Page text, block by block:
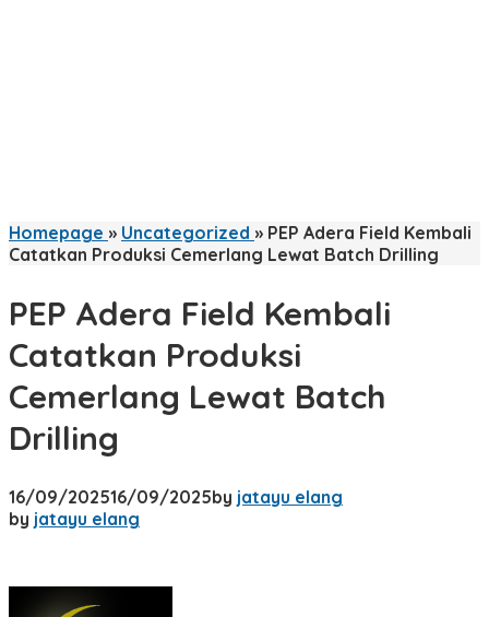
Homepage » Uncategorized » PEP Adera Field Kembali
Catatkan Produksi Cemerlang Lewat Batch Drilling
PEP Adera Field Kembali
Catatkan Produksi
Cemerlang Lewat Batch
Drilling
16/09/202516/09/2025by jatayu elang
by jatayu elang